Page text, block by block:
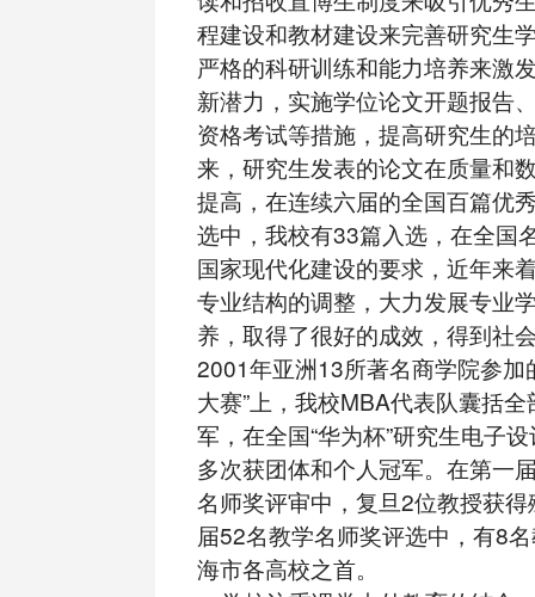
程建设和教材建设来完善研究生
严格的科研训练和能力培养来激
新潜力，实施学位论文开题报告
资格考试等措施，提高研究生的
来，研究生发表的论文在质量和
提高，在连续六届的全国百篇优
选中，我校有33篇入选，在全国
国家现代化建设的要求，近年来
专业结构的调整，大力发展专业
养，取得了很好的成效，得到社
2001年亚洲13所著名商学院参加
大赛”上，我校MBA代表队囊括
军，在全国“华为杯”研究生电子
多次获团体和个人冠军。在第一
名师奖评审中，复旦2位教授获
届52名教学名师奖评选中，有8
海市各高校之首。